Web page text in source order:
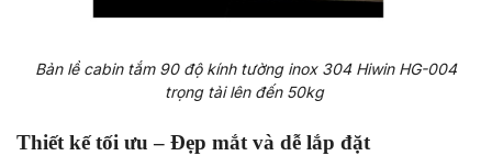
Bản lề cabin tắm 90 độ kính tường inox 304 Hiwin HG-004
trọng tải lên đến 50kg
Thiết kế tối ưu – Đẹp mắt và dễ lắp đặt